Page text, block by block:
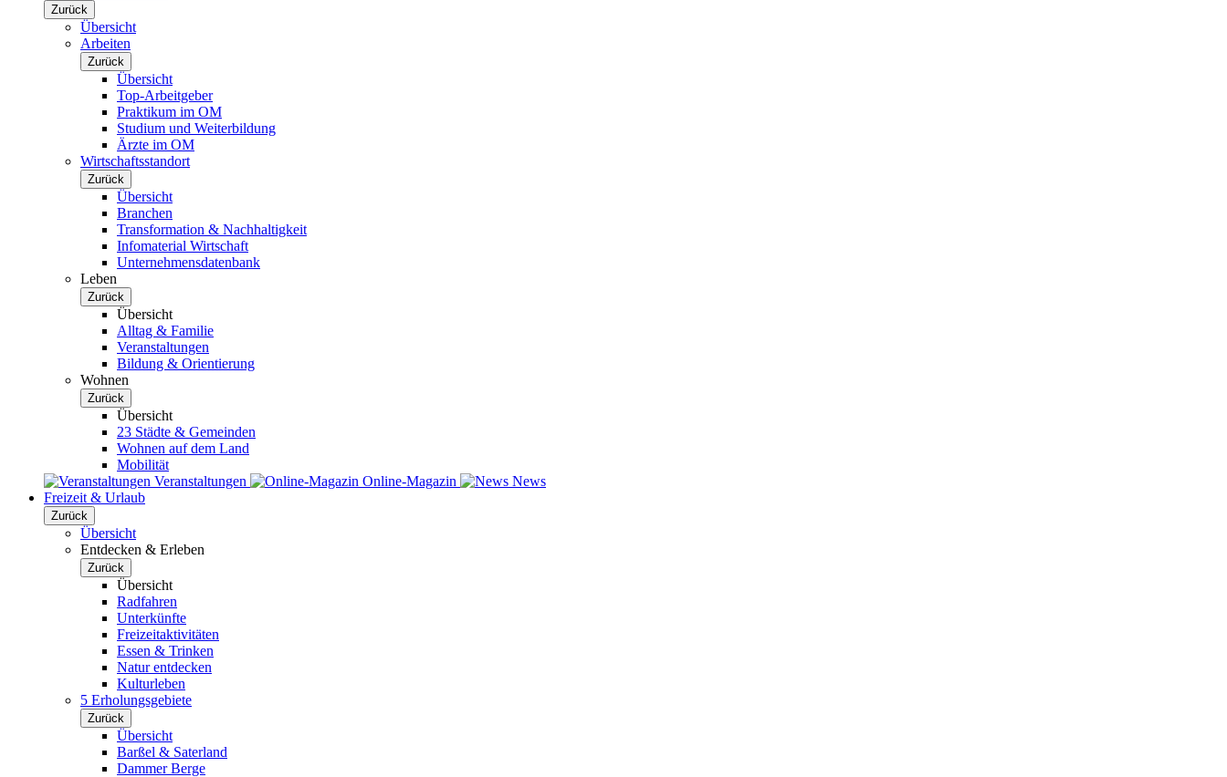
Zurück
Übersicht
Arbeiten
Zurück
Übersicht
Top-Arbeitgeber
Praktikum im OM
Studium und Weiterbildung
Ärzte im OM
Wirtschaftsstandort
Zurück
Übersicht
Branchen
Transformation & Nachhaltigkeit
Infomaterial Wirtschaft
Unternehmensdatenbank
Leben
Zurück
Übersicht
Alltag & Familie
Veranstaltungen
Bildung & Orientierung
Wohnen
Zurück
Übersicht
23 Städte & Gemeinden
Wohnen auf dem Land
Mobilität
Veranstaltungen
Online-Magazin
News
Freizeit & Urlaub
Zurück
Übersicht
Entdecken & Erleben
Zurück
Übersicht
Radfahren
Unterkünfte
Freizeitaktivitäten
Essen & Trinken
Natur entdecken
Kulturleben
5 Erholungsgebiete
Zurück
Übersicht
Barßel & Saterland
Dammer Berge